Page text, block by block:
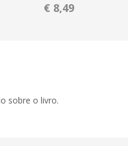
€ 8,49
sobre o livro.